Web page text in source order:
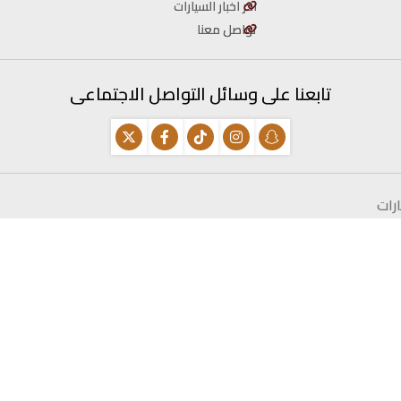
اخر اخبار السيارات
تواصل معنا
تابعنا على وسائل التواصل الاجتماعى